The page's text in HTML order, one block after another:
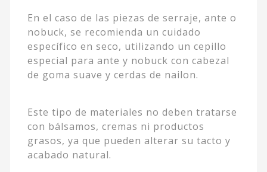
En el caso de las piezas de serraje, ante o
nobuck, se recomienda un cuidado
específico en seco, utilizando un cepillo
especial para ante y nobuck con cabezal
de goma suave y cerdas de nailon.
Este tipo de materiales no deben tratarse
con bálsamos, cremas ni productos
grasos, ya que pueden alterar su tacto y
acabado natural.